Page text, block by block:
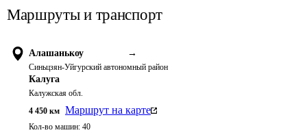
Маршруты и транспорт
Алашанькоу →
Синьцзян-Уйгурский автономный район
Калуга
Калужская обл.
4 450 км Маршрут на карте
Кол-во машин: 40